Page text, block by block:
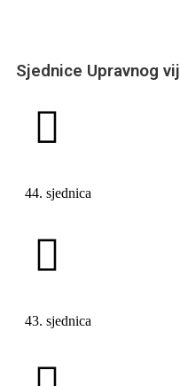
Sjednice Upravnog
44. sjednica
43. sjednica